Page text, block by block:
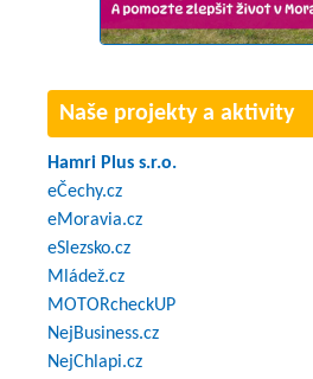
Naše projekty a aktivity
Hamri Plus s.r.o.
eČechy.cz
eMoravia.cz
eSlezsko.cz
Mládež.cz
MOTORcheckUP
NejBusiness.cz
NejChlapi.cz